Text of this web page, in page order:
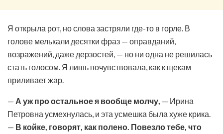
Я открыла рот, но слова застряли где-то в горле. В
голове мелькали десятки фраз — оправданий,
возражений, даже дерзостей, — но ни одна не решилась
стать голосом. Я лишь почувствовала, как к щекам
приливает жар.
— А уж про остальное я вообще молчу, — Ирина
Петровна усмехнулась, и эта усмешка была хуже крика.
— В койке, говорят, как полено. Повезло тебе, что